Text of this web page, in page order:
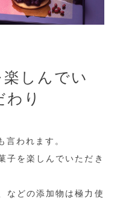
しんでい
り
言われます。
子を楽しんでいただき
などの添加物は極力使